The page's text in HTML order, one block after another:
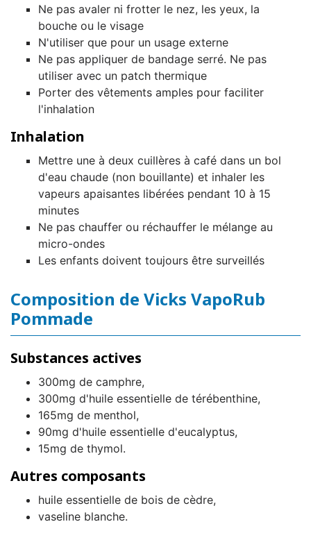
Ne pas avaler ni frotter le nez, les yeux, la
bouche ou le visage
N'utiliser que pour un usage externe
Ne pas appliquer de bandage serré. Ne pas
utiliser avec un patch thermique
Porter des vêtements amples pour faciliter
l'inhalation
Inhalation
Mettre une à deux cuillères à café dans un bol
d'eau chaude (non bouillante) et inhaler les
vapeurs apaisantes libérées pendant 10 à 15
minutes
Ne pas chauffer ou réchauffer le mélange au
micro-ondes
Les enfants doivent toujours être surveillés
Composition de Vicks VapoRub
Pommade
Substances actives
300mg de camphre,
300mg d'huile essentielle de térébenthine,
165mg de menthol,
90mg d'huile essentielle d'eucalyptus,
15mg de thymol.
Autres composants
huile essentielle de bois de cèdre,
vaseline blanche.